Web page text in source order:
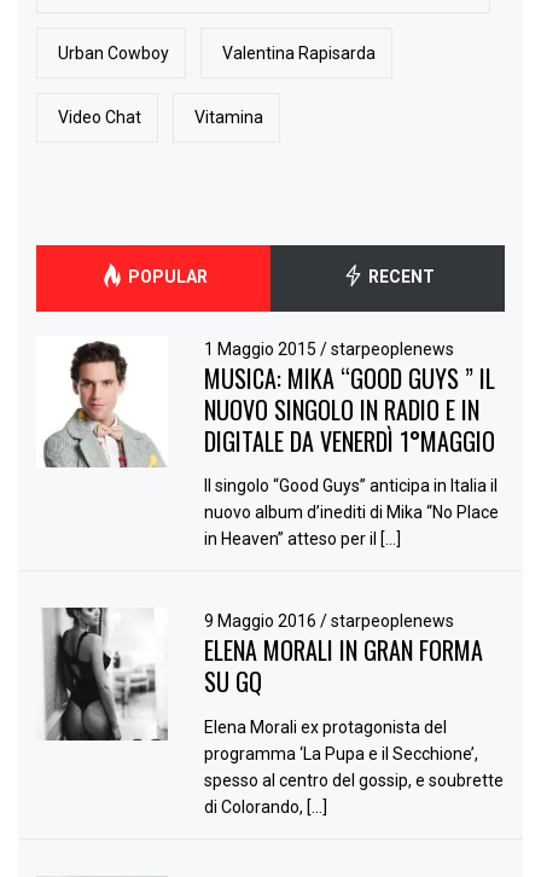
Urban Cowboy Valentina Rapisarda
Video Chat Vitamina
POPULAR RECENT
1 Maggio 2015/ starpeoplenews
MUSICA: MIKA “GOOD GUYS ” IL
NUOVO SINGOLO IN RADIO E IN
DIGITALE DA VENERDÌ 1°MAGGIO
Il singolo “Good Guys” anticipa in Italia il
nuovo album d’inediti di Mika “No Place
in Heaven” atteso per il […]
9 Maggio 2016/ starpeoplenews
ELENA MORALI IN GRAN FORMA
SU GQ
Elena Morali ex protagonista del
programma ‘La Pupa e il Secchione’,
spesso al centro del gossip, e soubrette
di Colorando, […]